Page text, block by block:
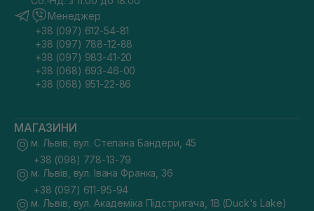
Менеджер
+38 (097) 612-54-81
+38 (097) 788-12-88
+38 (097) 983-41-20
+38 (068) 693-46-00
+38 (068) 951-22-86
МАГАЗИНИ
м. Львів, вул. Степана Бандери, 45
+38 (098) 778-13-79
м. Львів, вул. Івана Франка, 36
+38 (097) 611-95-94
м. Львів, вул. Академіка Підстригача, 1В (Duck's Lake)